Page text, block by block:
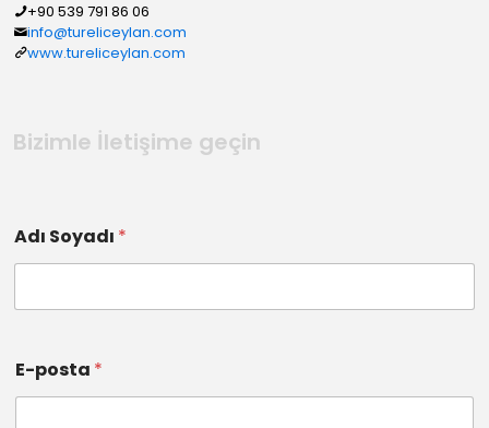
+90 539 791 86 06
info@tureliceylan.com
www.tureliceylan.com
Bizimle İletişime geçin
Adı Soyadı *
E-posta *